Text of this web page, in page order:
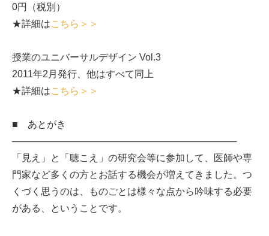
0円（税別）
★詳細はこちら＞＞
授業のユニバーサルデザイン Vol.3
2011年2月発行、他はすべて同上
★詳細はこちら＞＞
■ あとがき
──────────────────────────────────
「見え」と「聴こえ」の研究会等に参加して、医師や専
門家など多くの方とお話する機会が増えてきました。つ
くづく思うのは、ものごとは様々な点から吟味する必要
がある、ということです。